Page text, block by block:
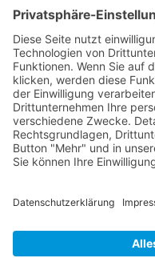
aufgreifen und für
nutzen,
hinzuzufügen.
Synonyme:
© 2026 Frank Hartung Ihr